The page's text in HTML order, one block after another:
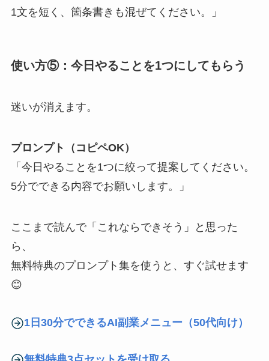
1文を短く、箇条書きも混ぜてください。」
使い方⑤：今日やることを1つにしてもらう
迷いが消えます。
プロンプト（コピペOK）
「今日やることを1つに絞って提案してください。
5分でできる内容でお願いします。」
ここまで読んで「これならできそう」と思った
ら、
無料特典のプロンプト集を使うと、すぐ試せます
😊
1日30分でできるAI副業メニュー（50代向け）